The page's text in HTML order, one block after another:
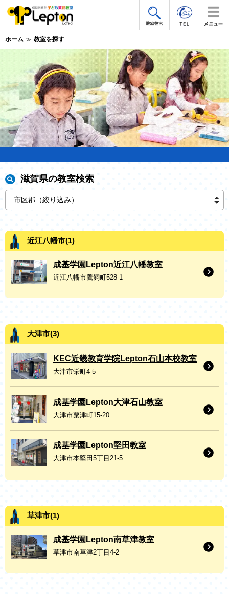
ホーム 教室を探す
滋賀県の教室検索
近江八幡市(1)
成基学園Lepton近江八幡教室
近江八幡市鷹飼町528-1
大津市(3)
KEC近畿教育学院Lepton石山本校教室
大津市栄町4-5
成基学園Lepton大津石山教室
大津市粟津町15-20
成基学園Lepton堅田教室
大津市本堅田5丁目21-5
草津市(1)
成基学園Lepton南草津教室
草津市南草津2丁目4-2